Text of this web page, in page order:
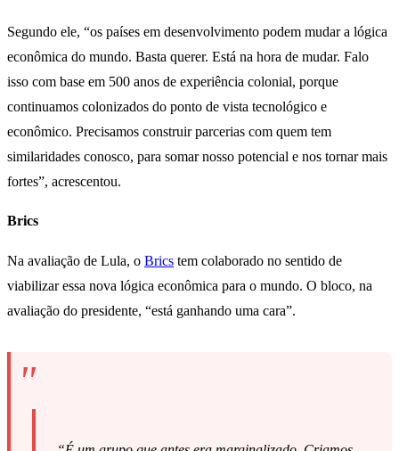
Segundo ele, “os países em desenvolvimento podem mudar a lógica
econômica do mundo. Basta querer. Está na hora de mudar. Falo
isso com base em 500 anos de experiência colonial, porque
continuamos colonizados do ponto de vista tecnológico e
econômico. Precisamos construir parcerias com quem tem
similaridades conosco, para somar nosso potencial e nos tornar mais
fortes”, acrescentou.
Brics
Na avaliação de Lula, o Brics tem colaborado no sentido de
viabilizar essa nova lógica econômica para o mundo. O bloco, na
avaliação do presidente, “está ganhando uma cara”.